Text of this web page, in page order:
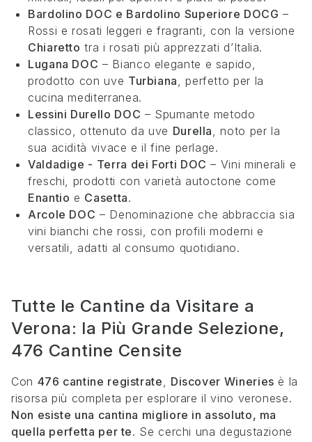
Bardolino DOC e Bardolino Superiore DOCG –
Rossi e rosati leggeri e fragranti, con la versione
Chiaretto tra i rosati più apprezzati d’Italia.
Lugana DOC – Bianco elegante e sapido,
prodotto con uve Turbiana, perfetto per la
cucina mediterranea.
Lessini Durello DOC – Spumante metodo
classico, ottenuto da uve Durella, noto per la
sua acidità vivace e il fine perlage.
Valdadige - Terra dei Forti DOC – Vini minerali e
freschi, prodotti con varietà autoctone come
Enantio e Casetta.
Arcole DOC – Denominazione che abbraccia sia
vini bianchi che rossi, con profili moderni e
versatili, adatti al consumo quotidiano.
Tutte le Cantine da Visitare a
Verona: la Più Grande Selezione,
476 Cantine Censite
Con 476 cantine registrate, Discover Wineries è la
risorsa più completa per esplorare il vino veronese.
Non esiste una cantina migliore in assoluto, ma
quella perfetta per te. Se cerchi una degustazione